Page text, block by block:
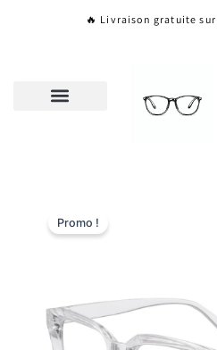
🔥 Livraison gratuite
Promo !